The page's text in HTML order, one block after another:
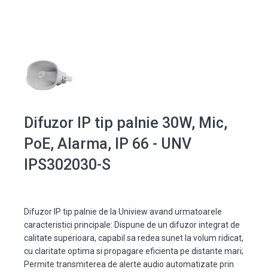
Difuzor IP tip palnie 30W, Mic,
PoE, Alarma, IP 66 - UNV
IPS302030-S
Difuzor IP tip palnie de la Uniview avand urmatoarele
caracteristici principale: Dispune de un difuzor integrat de
calitate superioara, capabil sa redea sunet la volum ridicat,
cu claritate optima si propagare eficienta pe distante mari;
Permite transmiterea de alerte audio automatizate prin